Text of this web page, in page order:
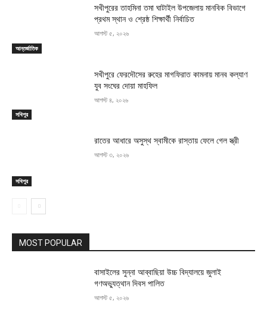
আন্তর্জাতিক
সখীপুরের তাহমিনা তমা ঘাটাইল উপজেলায় মানবিক বিভাগে
প্রথম স্থান ও শ্রেষ্ঠ শিক্ষার্থী নির্বাচিত
আগস্ট ৫, ২০২৬
সখিপুর
সখীপুরে ফেরদৌসের রুহের মাগফিরাত কামনায় মানব কল্যাণ
যুব সংঘের দোয়া মাহফিল
আগস্ট ৪, ২০২৬
সখিপুর
রাতের আধারে অসুস্থ স্বামীকে রাস্তায় ফেলে গেল স্ত্রী
আগস্ট ৩, ২০২৬
MOST POPULAR
বাসাইলের সুন্না আব্বাছিয়া উচ্চ বিদ্যালয়ে জুলাই
গণঅভ্যুত্থান দিবস পালিত
আগস্ট ৫, ২০২৬